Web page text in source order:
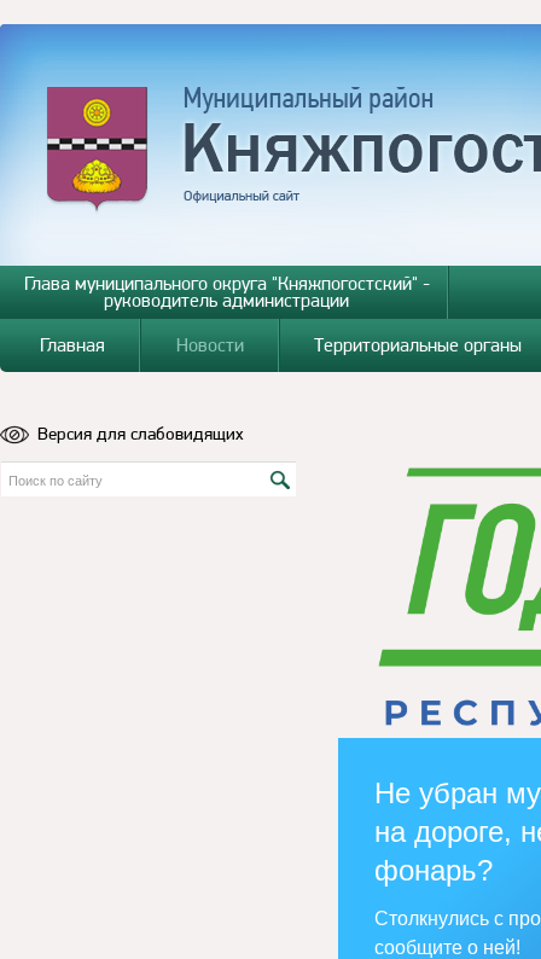
Глава муниципального округа "Княжпогостский" -
руководитель администрации
Главная
Новости Территориальные органы
Версия для слабовидящих
Не убран
на дороге,
фонарь?
Столкнулись с
сообщите о ней!